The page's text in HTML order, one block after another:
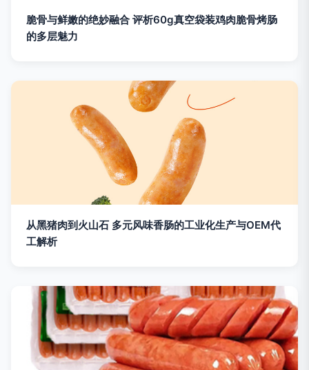
脆骨与鲜嫩的绝妙融合 评析60g真空袋装鸡肉脆骨烤肠
的多层魅力
从黑猪肉到火山石 多元风味香肠的工业化生产与OEM代
工解析